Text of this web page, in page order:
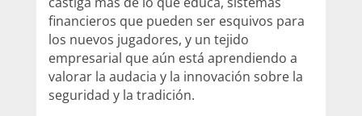
financieros que pueden ser esquivos para
los nuevos jugadores, y un tejido
empresarial que aún está aprendiendo a
valorar la audacia y la innovación sobre la
seguridad y la tradición.